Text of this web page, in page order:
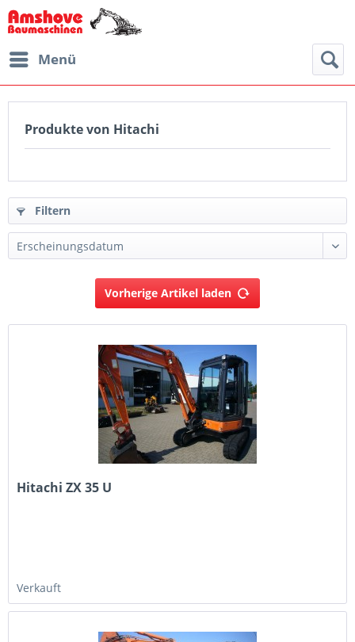
Menü
Produkte von Hitachi
Filtern
Vorherige Artikel laden
Hitachi ZX 35 U
Verkauft